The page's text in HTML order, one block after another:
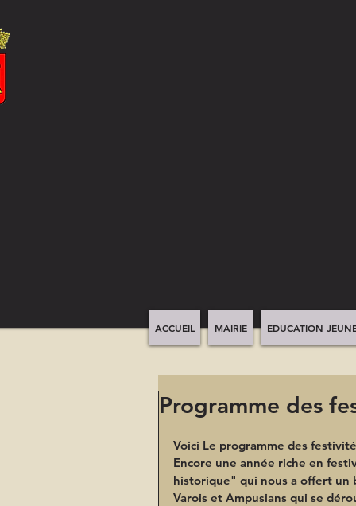
ACCUEIL MAIRIE EDUCATION
Programme des
Voici Le programme des
Encore une année riche en
historique" qui nous a offert un
Varois et Ampusians qui se